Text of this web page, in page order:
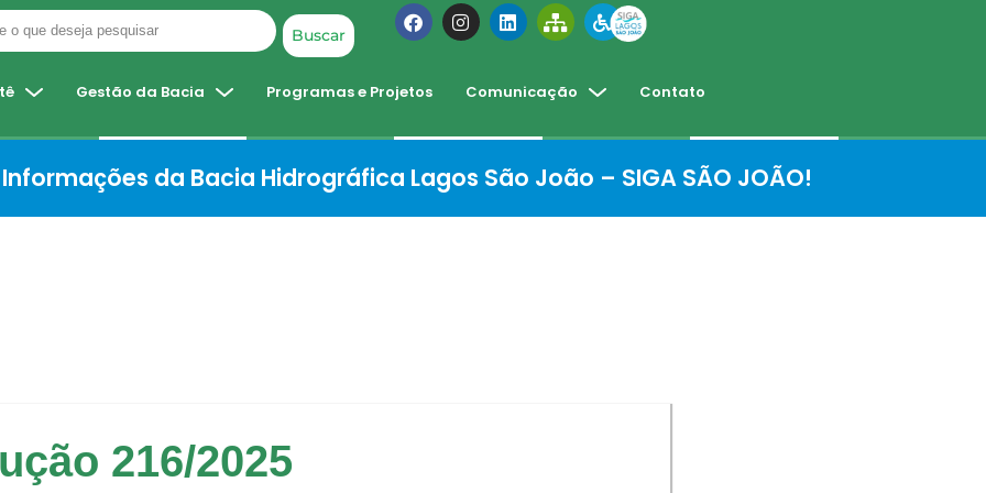
Buscar
Gestão da Bacia Programas e Projetos Comunicação Contato
da Bacia Hidrográfica Lagos São João – SIGA SÃO JOÃO!
216/2025